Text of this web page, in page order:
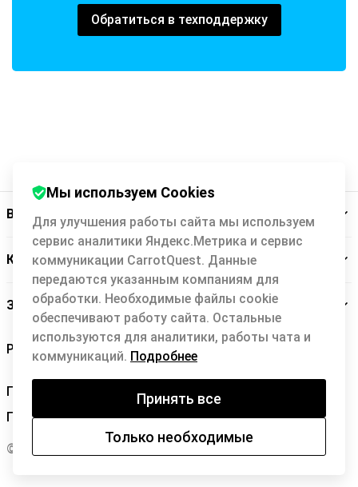
Обратиться в техподдержку
Backit
Кэшбэк-сервис
Заботимся о вас
Правила Backit
Политика конфиденциальности
© 2026 Backit Development Team
Мы используем Cookies
Для улучшения работы сайта мы используем
сервис аналитики Яндекс.Метрика и сервис
коммуникации CarrotQuest. Данные
передаются указанным компаниям для
обработки. Необходимые файлы cookie
обеспечивают работу сайта. Остальные
используются для аналитики, работы чата и
коммуникаций. Подробнее
Принять все
Только необходимые